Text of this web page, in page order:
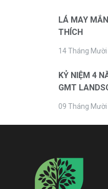
LÁ MAY
THÍCH
14 Tháng
KỶ NIỆM 4
GMT
09 Tháng